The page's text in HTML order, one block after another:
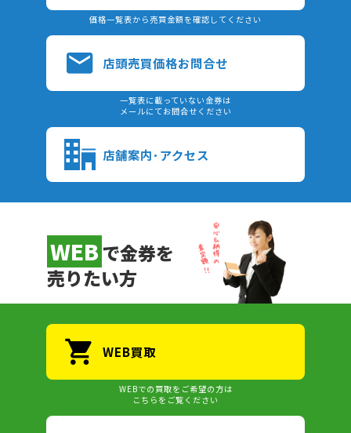
価格一覧表から売買金額を確認してください
店頭売買価格お問合せ
一覧表に載っていない金券は
メールにてお問合せください
店舗案内･アクセス
WEBで金券を
売りたい方
WEB買取
WEBでの買取をご希望の方は
こちらをご覧ください